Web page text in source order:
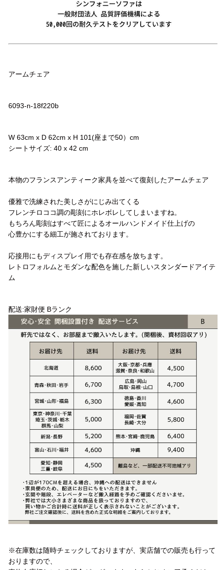
アームチェア
6093-n-18f220b
W 63cm x D 62cm x H 101(座まで50）cm
シートサイズ: 40 x 42 cm
本物のフランスアンティーク家具を並べて復刻したアームチェア
優雅で洗練された美しさがにじみ出てくる
フレンチロココ調の彫刻にホレボレしてしまいますね。
もちろん彫刻はすべて匠によるオールハンドメイド仕上げの
心豊かにする細工が施されております。
応接用にもディスプレイ用でも存在感を放ちます。
レトロフォルムとモダンな配色を施した新しいスタンダードアイテ
ム
配送:家財便 Bランク
※在庫数は随時チェックしておりますが、実店舗での販売も行って
おりますので、